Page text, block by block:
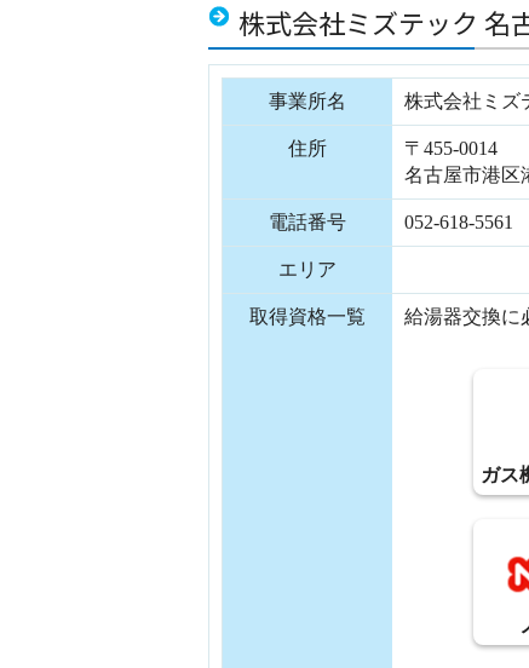
株式会社ミズテック 名
事業所名 株式会社ミズ
住所
〒455-0014
名古屋市港区
電話番号 052-618-5561
エリア
取得資格一覧 給湯器交換に
ガス